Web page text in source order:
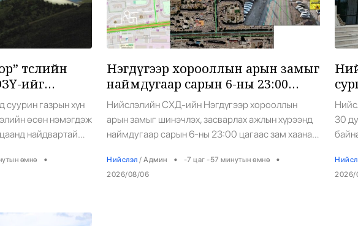
6
7
төслийн
ийг
хувийн
суурин газрын хүн
өсөн нэмэгдэж
найдвартай
төлөвлөсөн.
үндэслэлийг Бүгд
өмнө •
Нэгдүгээр хорооллын арын замыг
наймдугаар сарын 6-ны 23:00
цагаас түр хааж, борооны ус
зайлуулах шугамын хөндлөн
сэтэлгээ хийнэ
Нийслэлийн СХД-ийн Нэгдүгээр хорооллын
арын замыг шинэчлэх, засварлах ажлын хүрээнд
наймдугаар сарын 6-ны 23:00 цагаас зам хаана.
Цамбагаравын уулзвар, 11 дүгээр байрнаас 12
дугаар байрны чиглэл дагуу борооны ус
Нийслэл / Админ • -7 цаг -57 минутын өмнө •
2026/08/06
30
2026/